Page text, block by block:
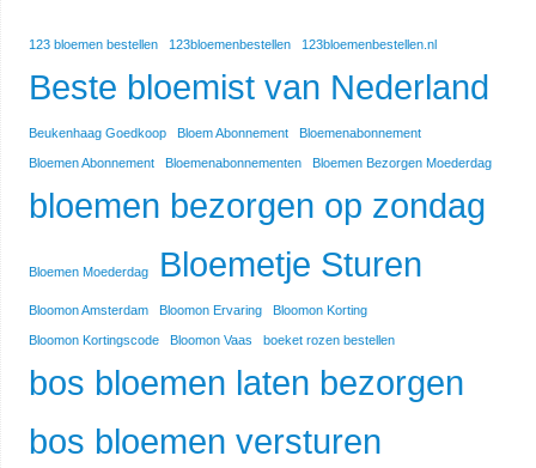
123 bloemen bestellen 123bloemenbestellen 123bloemenbestellen.nl
Beste bloemist van Nederland
Beukenhaag Goedkoop Bloem Abonnement Bloemenabonnement
Bloemen Abonnement Bloemenabonnementen Bloemen Bezorgen Moederdag
bloemen bezorgen op zondag
Bloemen Moederdag Bloemetje Sturen
Bloomon Amsterdam Bloomon Ervaring Bloomon Korting
Bloomon Kortingscode Bloomon Vaas boeket rozen bestellen
bos bloemen laten bezorgen
bos bloemen versturen